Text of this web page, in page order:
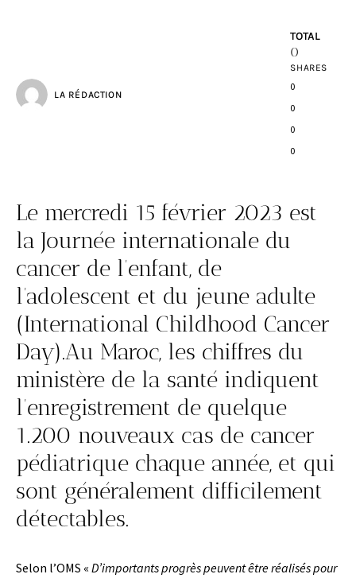
LA RÉDACTION
TOTAL
0
SHARES
0
0
0
0
Le mercredi 15 février 2023 est
la Journée internationale du
cancer de l’enfant, de
l’adolescent et du jeune adulte
(International Childhood Cancer
Day).Au Maroc, les chiffres du
ministère de la santé indiquent
l’enregistrement de quelque
1.200 nouveaux cas de cancer
pédiatrique chaque année, et qui
sont généralement difficilement
détectables.
Selon l’OMS « D’importants progrès peuvent être réalisés pour